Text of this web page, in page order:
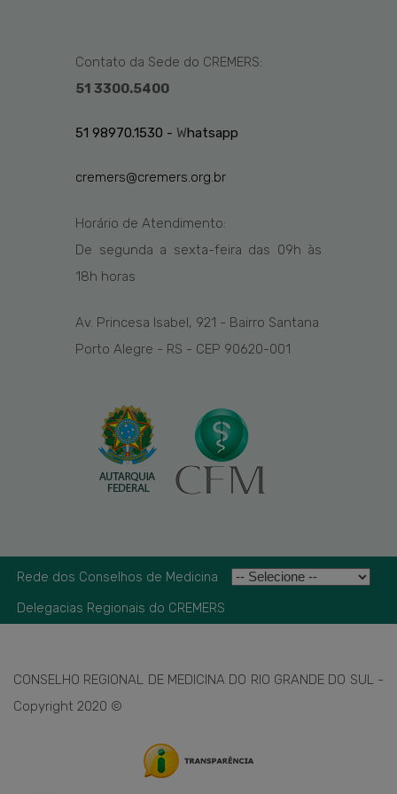
Contato da Sede do CREMERS:
51 3300.5400
51 98970.1530 - Whatsapp
cremers@cremers.org.br
Horário de Atendimento:
De segunda a sexta-feira das 09h às
18h horas
Av. Princesa Isabel, 921 - Bairro Santana
Porto Alegre - RS - CEP 90620-001
Rede dos Conselhos de Medicina
Delegacias Regionais do CREMERS
CONSELHO REGIONAL DE MEDICINA DO RIO GRANDE DO SUL -
Copyright 2020 ©